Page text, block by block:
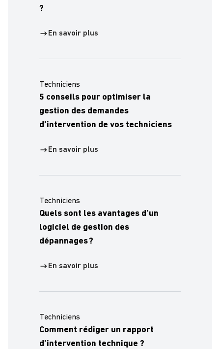
?
En savoir plus
Techniciens
5 conseils pour optimiser la
gestion des demandes
d’intervention de vos techniciens
En savoir plus
Techniciens
Quels sont les avantages d’un
logiciel de gestion des
dépannages ?
En savoir plus
Techniciens
Comment rédiger un rapport
d’intervention technique ?